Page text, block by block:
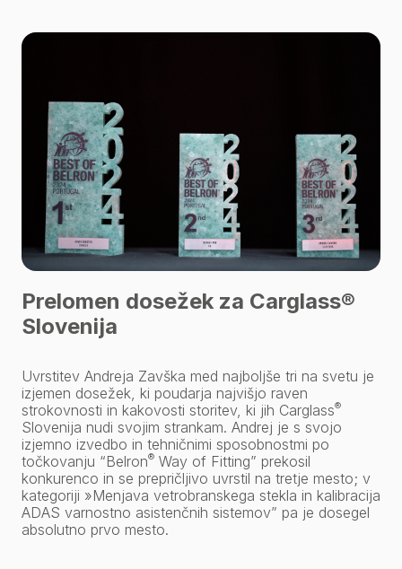
Prelomen dosežek za Carglass®
Slovenija
Uvrstitev Andreja Zavška med najboljše tri na svetu je
izjemen dosežek, ki poudarja najvišjo raven
strokovnosti in kakovosti storitev, ki jih Carglass®
Slovenija nudi svojim strankam. Andrej je s svojo
izjemno izvedbo in tehničnimi sposobnostmi po
točkovanju “Belron® Way of Fitting” prekosil
konkurenco in se prepričljivo uvrstil na tretje mesto; v
kategoriji »Menjava vetrobranskega stekla in kalibracija
ADAS varnostno asistenčnih sistemov” pa je dosegel
absolutno prvo mesto.